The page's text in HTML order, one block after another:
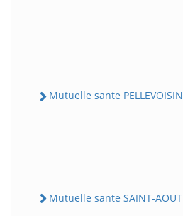
Mutuelle sante PELLEVOISIN
Mutuelle sante SAINT-AOUT